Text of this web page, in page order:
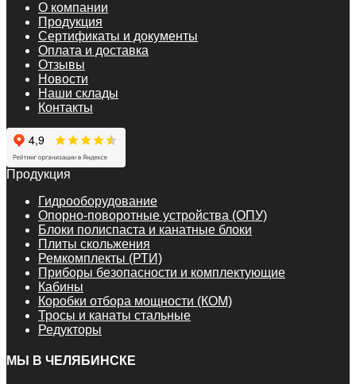
О компании
Продукция
Сертификаты и документы
Оплата и доставка
Отзывы
Новости
Наши склады
Контакты
Продукция
Гидрооборудование
Опорно-поворотные устройства (ОПУ)
Блоки полиспаста и канатные блоки
Плиты скольжения
Ремкомплекты (РТИ)
Приборы безопасности и комплектующие
Кабины
Коробки отбора мощности (КОМ)
Тросы и канаты стальные
Редукторы
МЫ В ЧЕЛЯБИНСКЕ